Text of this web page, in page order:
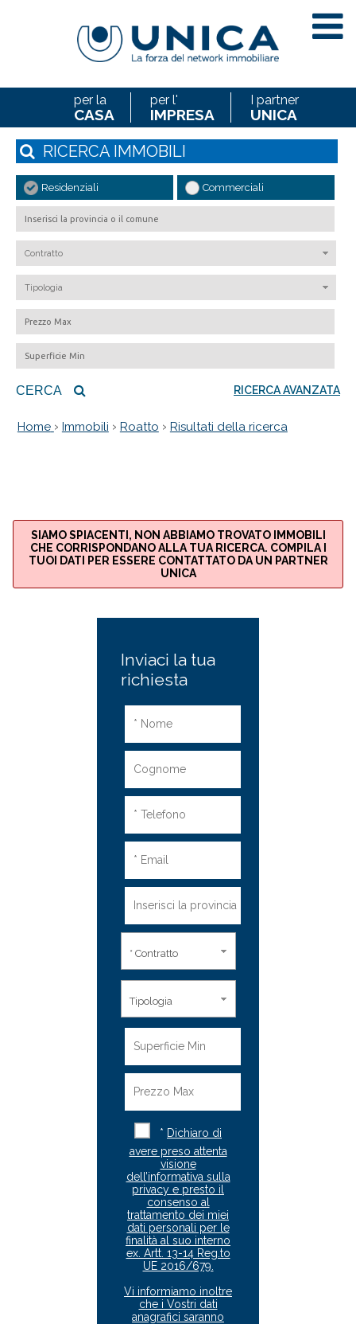
per la
CASA
per l'
IMPRESA
I partner
UNICA
RICERCA IMMOBILI
Residenziali Commerciali
Contratto
Tipologia
CERCA RICERCA AVANZATA
Home › Immobili › Roatto › Risultati della ricerca
SIAMO SPIACENTI, NON ABBIAMO TROVATO IMMOBILI
CHE CORRISPONDANO ALLA TUA RICERCA. COMPILA I
TUOI DATI PER ESSERE CONTATTATO DA UN PARTNER
UNICA
Inviaci la tua
richiesta
* Contratto
Tipologia
* Dichiaro di
avere preso attenta
visione
dell’informativa sulla
privacy e presto il
consenso al
trattamento dei miei
dati personali per le
finalità al suo interno
ex. Artt. 13-14 Reg.to
UE 2016/679.
Vi informiamo inoltre
che i Vostri dati
anagrafici saranno